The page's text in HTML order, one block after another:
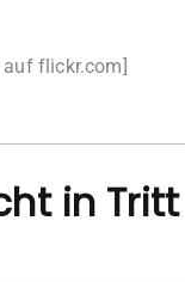
auf flickr.com]
in Tritt